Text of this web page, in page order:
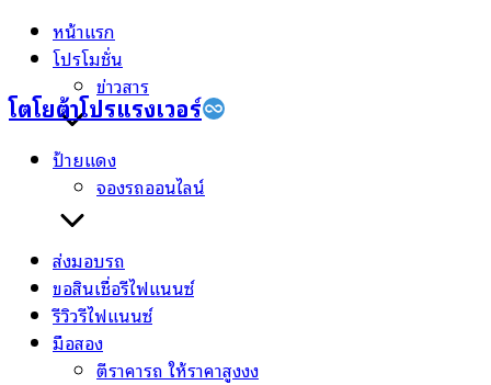
Skip
โตโยต้าโปรแรงเวอร์
หน้าแรก
โปรโมชั่น
ข่าวสาร
ป้ายแดง
จองรถออนไลน์
ส่งมอบรถ
ขอสินเชื่อรีไฟแนนซ์
รีวิวรีไฟแนนซ์
มือสอง
ตีราคารถ ให้ราคาสูงงง